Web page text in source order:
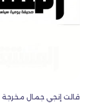
قالت إنجي جمال مخرجة